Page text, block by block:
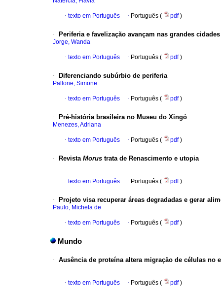
· texto em Português · Português ( pdf)
· Periferia e favelização avançam nas grandes
Jorge, Wanda
· texto em Português · Português ( pdf)
· Diferenciando subúrbio de periferia
Pallone, Simone
· texto em Português · Português ( pdf)
· Pré-história brasileira no Museu do Xingó
Menezes, Adriana
· texto em Português · Português ( pdf)
· Revista Morus trata de Renascimento e utopia
· texto em Português · Português ( pdf)
· Projeto visa recuperar áreas degradadas e gerar
Paulo, Michela de
· texto em Português · Português ( pdf)
Mundo
· Ausência de proteína altera migração de células no
· texto em Português · Português ( pdf)